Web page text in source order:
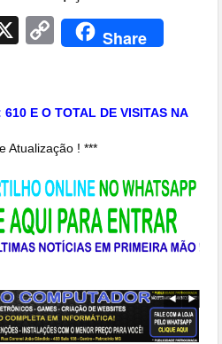
X CopyShare
610 E O TOTAL DE VISITAS NA
Atualização ! ***